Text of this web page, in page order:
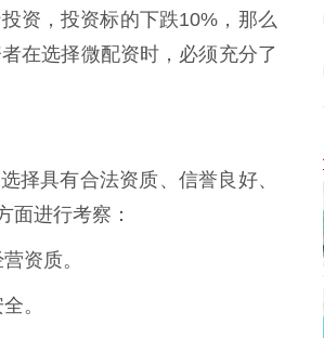
资，投资标的下跌10%，那么
在选择微配资时，必须充分了
择具有合法资质、信誉良好、
面进行考察：
资质。
。